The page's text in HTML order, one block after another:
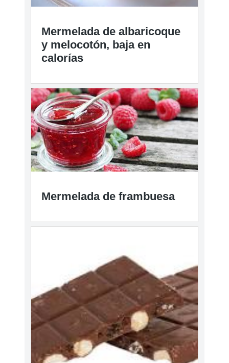
Mermelada de albaricoque
y melocotón, baja en
calorías
Mermelada de frambuesa